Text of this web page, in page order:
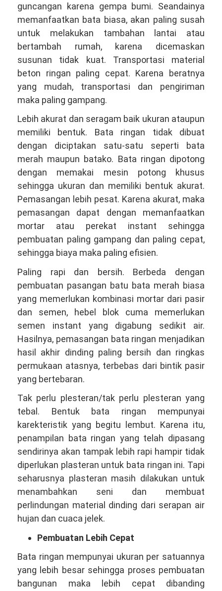
guncangan karena gempa bumi. Seandainya
memanfaatkan bata biasa, akan paling susah
untuk melakukan tambahan lantai atau
bertambah rumah, karena dicemaskan
susunan tidak kuat. Transportasi material
beton ringan paling cepat. Karena beratnya
yang mudah, transportasi dan pengiriman
maka paling gampang.
Lebih akurat dan seragam baik ukuran ataupun
memiliki bentuk. Bata ringan tidak dibuat
dengan diciptakan satu-satu seperti bata
merah maupun batako. Bata ringan dipotong
dengan memakai mesin potong khusus
sehingga ukuran dan memiliki bentuk akurat.
Pemasangan lebih pesat. Karena akurat, maka
pemasangan dapat dengan memanfaatkan
mortar atau perekat instant sehingga
pembuatan paling gampang dan paling cepat,
sehingga biaya maka paling efisien.
Paling rapi dan bersih. Berbeda dengan
pembuatan pasangan batu bata merah biasa
yang memerlukan kombinasi mortar dari pasir
dan semen, hebel blok cuma memerlukan
semen instant yang digabung sedikit air.
Hasilnya, pemasangan bata ringan menjadikan
hasil akhir dinding paling bersih dan ringkas
permukaan atasnya, terbebas dari bintik pasir
yang bertebaran.
Tak perlu plesteran/tak perlu plesteran yang
tebal. Bentuk bata ringan mempunyai
karekteristik yang begitu lembut. Karena itu,
penampilan bata ringan yang telah dipasang
sendirinya akan tampak lebih rapi hampir tidak
diperlukan plasteran untuk bata ringan ini. Tapi
seharusnya plasteran masih dilakukan untuk
menambahkan seni dan membuat
perlindungan material dinding dari serapan air
hujan dan cuaca jelek.
Pembuatan Lebih Cepat
Bata ringan mempunyai ukuran per satuannya
yang lebih besar sehingga proses pembuatan
bangunan maka lebih cepat dibanding